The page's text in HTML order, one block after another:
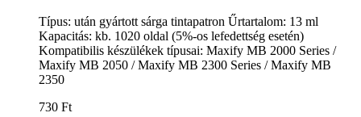
Típus: után gyártott sárga tintapatron Űrtartalom: 13 ml
Kapacitás: kb. 1020 oldal (5%-os lefedettség esetén)
Kompatibilis készülékek típusai: Maxify MB 2000 Series /
Maxify MB 2050 / Maxify MB 2300 Series / Maxify MB
2350
730 Ft